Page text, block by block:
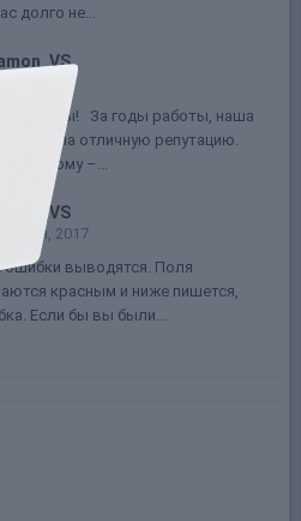
долго не...
клиенты! За годы работы, наша
отличную репутацию.
тому –...
января, 2017
ошибки выводятся. Поля
красным и ниже пишется,
Если бы вы были...